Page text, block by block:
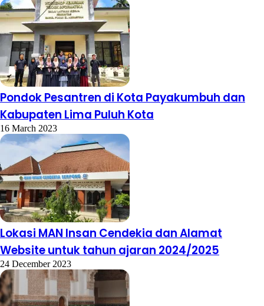
Pondok Pesantren di Kota Payakumbuh dan
Kabupaten Lima Puluh Kota
16 March 2023
Lokasi MAN Insan Cendekia dan Alamat
Website untuk tahun ajaran 2024/2025
24 December 2023